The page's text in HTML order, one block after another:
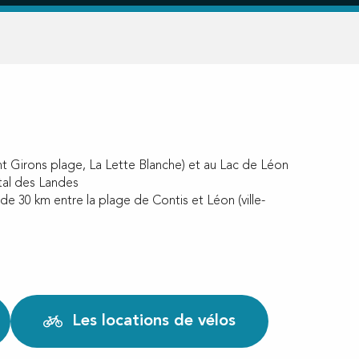
Girons plage, La Lette Blanche) et au Lac de Léon
des Landes
30 km entre la plage de Contis et Léon (ville-
Les locations de vélos